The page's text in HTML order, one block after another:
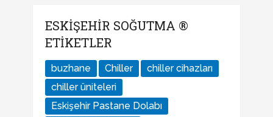
ESKIŞEHIR SOĞUTMA ®
ETIKETLER
buzhane Chiller
chiller cihazları
chiller üniteleri
Eskişehir Pastane Dolabı